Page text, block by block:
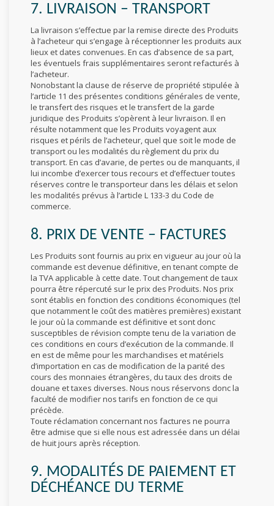
7. LIVRAISON – TRANSPORT
La livraison s’effectue par la remise directe des Produits
à l’acheteur qui s’engage à réceptionner les produits aux
lieux et dates convenues. En cas d’absence de sa part,
les éventuels frais supplémentaires seront refacturés à
l’acheteur.
Nonobstant la clause de réserve de propriété stipulée à
l’article 11 des présentes conditions générales de vente,
le transfert des risques et le transfert de la garde
juridique des Produits s’opèrent à leur livraison. Il en
résulte notamment que les Produits voyagent aux
risques et périls de l’acheteur, quel que soit le mode de
transport ou les modalités du règlement du prix du
transport. En cas d’avarie, de pertes ou de manquants, il
lui incombe d’exercer tous recours et d’effectuer toutes
réserves contre le transporteur dans les délais et selon
les modalités prévus à l’article L 133-3 du Code de
commerce.
8. PRIX DE VENTE – FACTURES
Les Produits sont fournis au prix en vigueur au jour où la
commande est devenue définitive, en tenant compte de
la TVA applicable à cette date. Tout changement de taux
pourra être répercuté sur le prix des Produits. Nos prix
sont établis en fonction des conditions économiques (tel
que notamment le coût des matières premières) existant
le jour où la commande est définitive et sont donc
susceptibles de révision compte tenu de la variation de
ces conditions en cours d’exécution de la commande. Il
en est de même pour les marchandises et matériels
d’importation en cas de modification de la parité des
cours des monnaies étrangères, du taux des droits de
douane et taxes diverses. Nous nous réservons donc la
faculté de modifier nos tarifs en fonction de ce qui
précède.
Toute réclamation concernant nos factures ne pourra
être admise que si elle nous est adressée dans un délai
de huit jours après réception.
9. MODALITÉS DE PAIEMENT ET
DÉCHÉANCE DU TERME